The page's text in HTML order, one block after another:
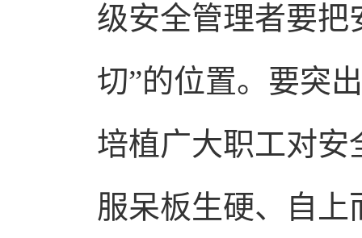
级安全管理者要把
切”的位置。要突
培植广大职工对
服呆板生硬、自上